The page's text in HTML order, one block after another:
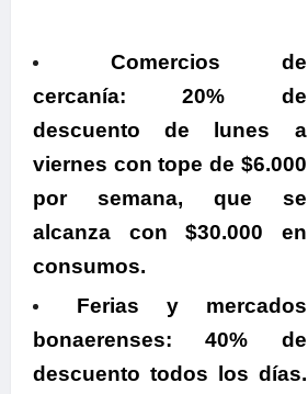
Comercios de
cercanía: 20% de
descuento de lunes a
viernes con tope de $6.000
por semana, que se
alcanza con $30.000 en
consumos.
Ferias y mercados
bonaerenses: 40% de
descuento todos los días.